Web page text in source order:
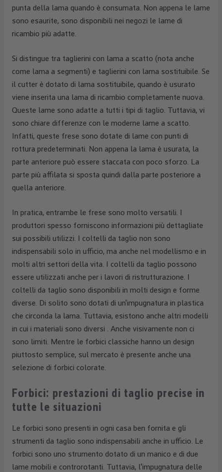
punta della lama quando è consumata. Non appena le lame
sono esaurite, sono disponibili nei negozi le lame di
ricambio più adatte.
Si distingue tra taglierini con lama a scatto (nota anche
come lama a segmenti) e taglierini con lama sostituibile. Se
il cutter è dotato di lama sostituibile, quando è usurato
viene inserita una lama di ricambio completamente nuova.
Queste lame sono adatte a tutti i tipi di taglio. Tuttavia, vi
sono chiare differenze con le moderne lame a scatto.
Infatti, queste frese sono dotate di lame con punti di
rottura predeterminati. Non appena la lama è usurata, la
parte anteriore può essere staccata con poco sforzo. La
parte più affilata si sposta quindi dalla parte posteriore a
quella anteriore.
In pratica, entrambe le frese sono molto versatili. I
produttori spesso forniscono informazioni più dettagliate
sui possibili utilizzi. I coltelli da taglio non sono
indispensabili solo in ufficio, ma anche nel modellismo e in
molti altri settori della vita. I coltelli da taglio possono
essere utilizzati anche per i lavori di ristrutturazione. I
coltelli da taglio sono disponibili in molti design e forme
diverse. Di solito sono dotati di un'impugnatura in plastica
che circonda la lama. Tuttavia, esistono anche altri modelli
in cui i materiali sono diversi . Anche visivamente non ci
sono limiti. Mentre le forbici classiche hanno un design
piuttosto semplice, sul mercato è presente anche una
selezione di forbici colorate.
Forbici: prestazioni di taglio precise in
tutte le situazioni
Le forbici sono presenti in ogni casa ben fornita e gli
strumenti da taglio sono indispensabili anche in ufficio. Le
forbici sono uno strumento dotato di un manico e di due
lame mobili e controrotanti. Tuttavia, l'impugnatura delle